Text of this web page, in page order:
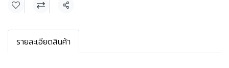
แชร์
รายละเอียดสินค้า